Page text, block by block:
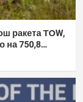
ракета ТОW,
на 750,8